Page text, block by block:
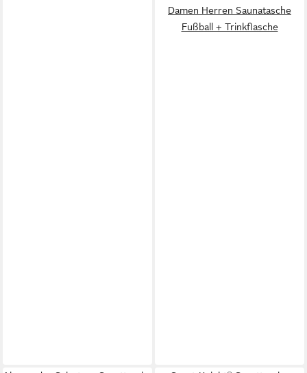
Damen Herren Saunatasche
Fußball + Trinkflasche